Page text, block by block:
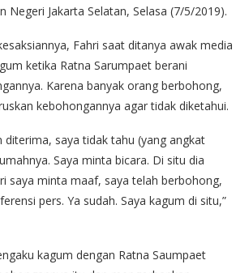
Negeri Jakarta Selatan, Selasa (7/5/2019).
Fahri saat ditanya awak media
ketika Ratna Sarumpaet berani
Karena banyak orang berbohong,
kebohongannya agar tidak diketahui.
diterima, saya tidak tahu (yang angkat
Saya minta bicara. Di situ dia
saya minta maaf, saya telah berbohong,
pers. Ya sudah. Saya kagum di situ,”
kagum dengan Ratna Saumpaet